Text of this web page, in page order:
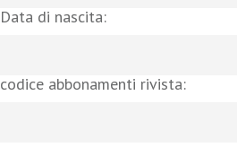
Data di nascita:
codice abbonamenti rivista: